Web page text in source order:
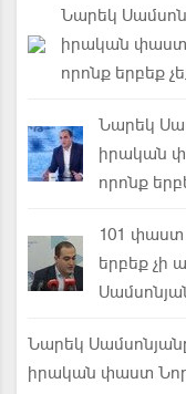
Նարեկ
իրական փաստ
որոնք երբեք
Նարեկ
իրական
որոնք
101 փաստ
երբեք չի
Նարեկ
իրական փաստ